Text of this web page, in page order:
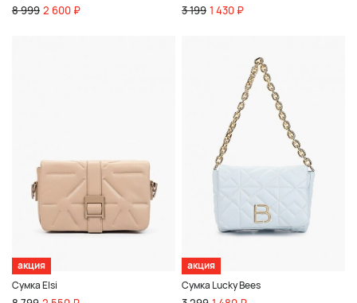
8 999 2 600 ₽ 3 199 1 430 ₽
акция
Сумка Elsi
акция
Сумка Lucky Bees